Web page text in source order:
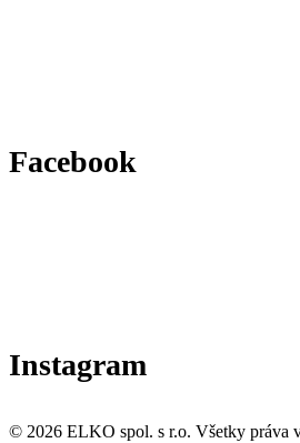
Facebook
Instagram
© 2026 ELKO spol. s r.o. Všetky práva